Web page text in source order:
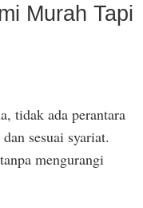
Murah Tapi
tidak ada perantara
sesuai syariat.
mengurangi